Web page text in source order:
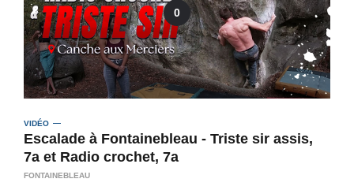
0
VIDÉO
Escalade à Fontainebleau - Triste sir assis,
7a et Radio crochet, 7a
FONTAINEBLEAU